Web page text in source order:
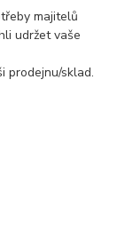
majitelů
udržet vaše
prodejnu/sklad.